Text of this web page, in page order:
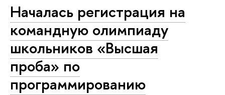
Началась регистрация на
командную олимпиаду
школьников «Высшая
проба» по
программированию